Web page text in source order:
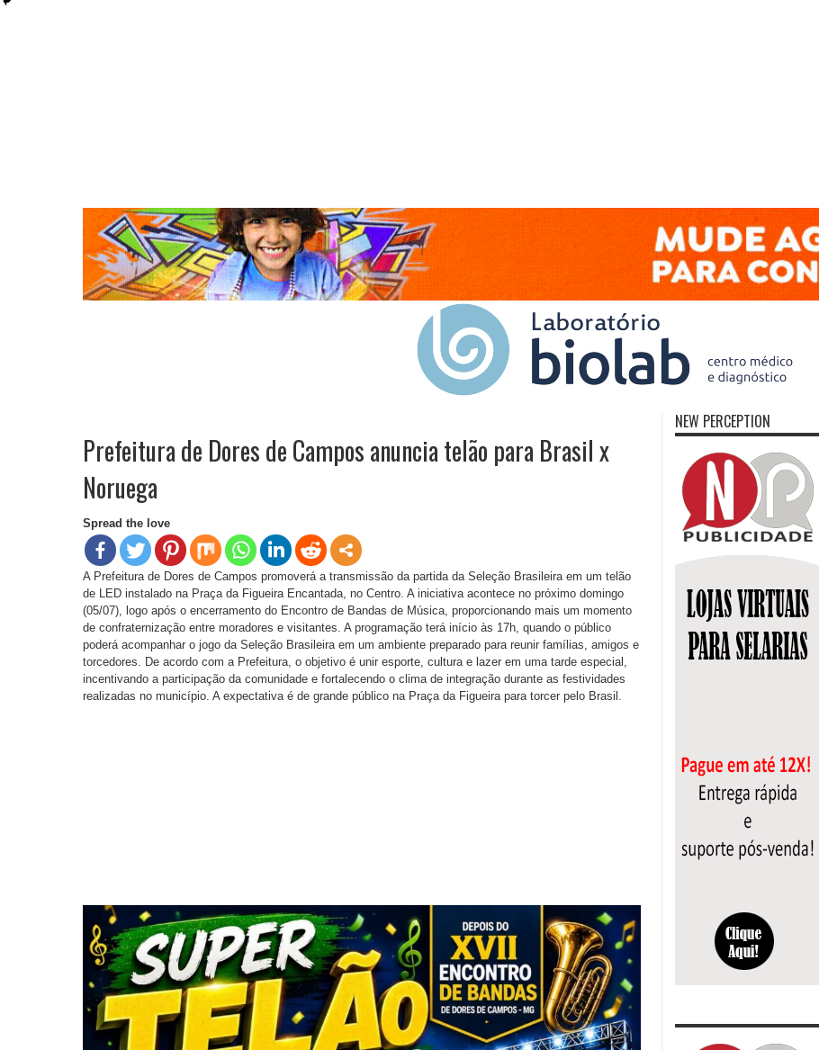
Prefeitura de Dores de Campos anuncia telão para Brasil x
Noruega
Spread the love
A Prefeitura de Dores de Campos promoverá a transmissão da partida da Seleção Brasileira em um telão
de LED instalado na Praça da Figueira Encantada, no Centro. A iniciativa acontece no próximo domingo
(05/07), logo após o encerramento do Encontro de Bandas de Música, proporcionando mais um momento
de confraternização entre moradores e visitantes. A programação terá início às 17h, quando o público
poderá acompanhar o jogo da Seleção Brasileira em um ambiente preparado para reunir famílias, amigos e
torcedores. De acordo com a Prefeitura, o objetivo é unir esporte, cultura e lazer em uma tarde especial,
incentivando a participação da comunidade e fortalecendo o clima de integração durante as festividades
realizadas no município. A expectativa é de grande público na Praça da Figueira para torcer pelo Brasil.
NEW PERCEPTION